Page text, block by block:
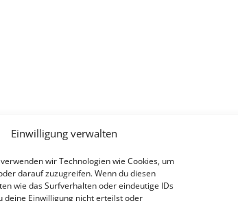
Einwilligung verwalten
wir Technologien wie Cookies, um
darauf zuzugreifen. Wenn du diesen
wie das Surfverhalten oder eindeutige IDs
deine Einwilligung nicht erteilst oder